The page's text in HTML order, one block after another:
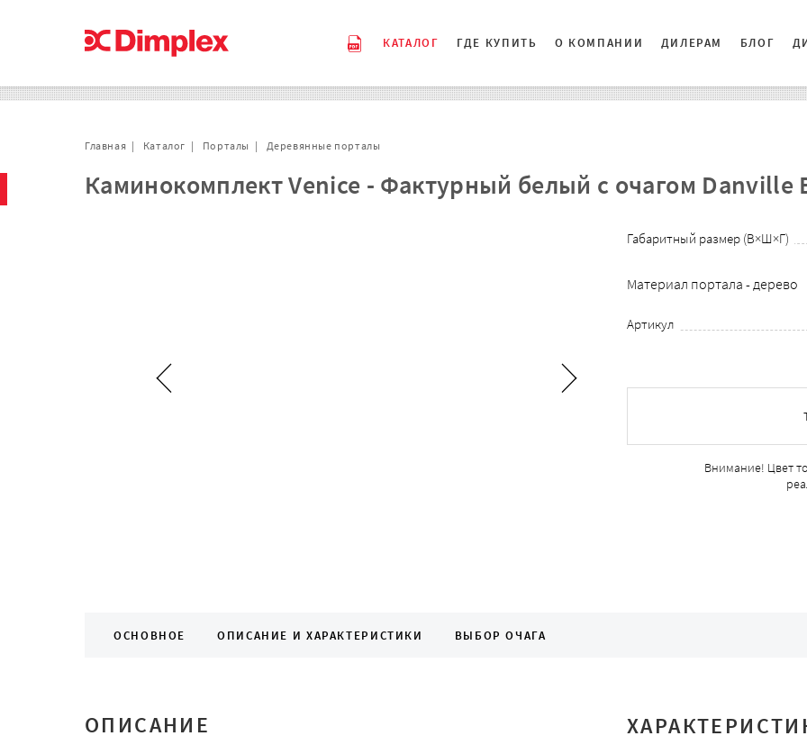
КАТАЛОГ ГДЕ КУПИТЬ О КОМПАНИИ ДИЛЕРАМ БЛОГ
Главная Каталог Порталы Деревянные порталы
Каминокомплект Venice - Фактурный белый с очагом Danville
Габаритный размер (В×Ш×Г)
Материал портала - дерево
Артикул
Внимание! Цвет
ОСНОВНОЕ ОПИСАНИЕ И ХАРАКТЕРИСТИКИ ВЫБОР ОЧАГА
ОПИСАНИЕ